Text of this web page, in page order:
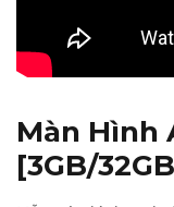
Màn Hình
[3GB/